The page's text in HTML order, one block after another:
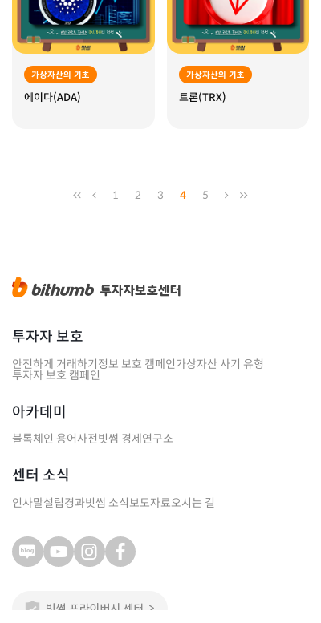
가상자산의 기초
에이다(ADA)
가상자산의 기초
트론(TRX)
1 2 3 4 5
투자자 보호
안전하게 거래하기정보 보호 캠페인가상자산 사기 유형
투자자 보호 캠페인
아카데미
블록체인 용어사전빗썸 경제연구소
센터 소식
인사말설립경과빗썸 소식보도자료오시는 길